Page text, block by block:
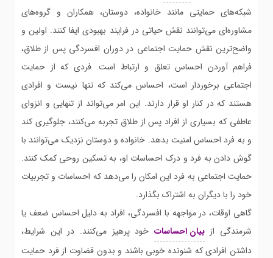
شبکه‌های حمایتی مانند خانواده، دوستان، همکاران و گروه‌های
مشاوره‌ای می‌توانند نقش حیاتی در فرایند بهبودی ایفا کنند. اولین و
واضح‌ترین نقش حمایت اجتماعی در دوران افسردگی پس از طلاق،
فراهم آوردن احساس تعلق و ارتباط است. فردی که از حمایت
اجتماعی برخوردار است، احساس می‌کند که تنها نیست و افرادی
هستند که در کنار او قرار دارند. این امر می‌تواند از تنهایی و انزوای
عاطفی که بسیاری از افراد پس از طلاق تجربه می‌کنند، جلوگیری کند
و به فرد احساس امنیت بدهد. خانواده و دوستان نزدیک می‌توانند با
گوش دادن به فرد و درک احساسات او، به تسکین روحی کمک کنند.
حمایت اجتماعی به فرد این امکان را می‌دهد که احساسات و تجربیات
خود را با دیگران به اشتراک بگذارد.
گاهی اوقات، در مواجهه با افسردگی، افراد به دلیل احساس ضعف یا
شرمندگی ازبیان احساسات خود پرهیز می‌کنند. در این شرایط،
داشتن افرادی که شنونده خوبی باشند و بدون قضاوت از فرد حمایت